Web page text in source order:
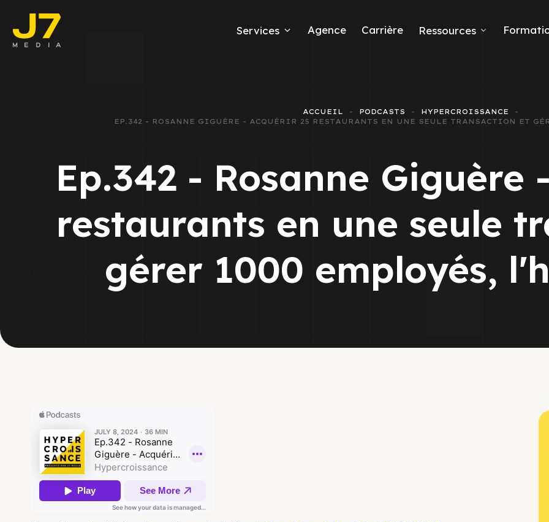
Services
Google Ads
Emailing
Rapports Meta Ads
Agence Carrière Ressources
ACCUEIL PODCASTS
HYPERCROISSANCE
EP.342 - ROSANNE GIGUÈRE - ACQUÉRIR 25 RESTAURANTS EN UNE SEULE TRANSACTION ET
Ep.342 - Rosanne Giguère
restaurants en une seule
gérer 1000 employés,